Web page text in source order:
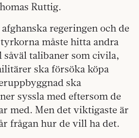
Ruttig.
regeringen och de
måste hitta andra
talibaner som civila,
ska försöka köpa
ska
syssla med eftersom de
med. Men det viktigaste är
frågan hur de vill ha det.